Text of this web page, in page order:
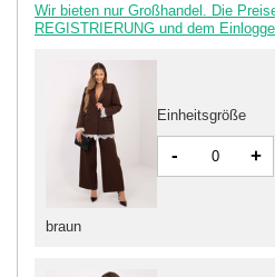
Wir bieten nur Großhandel. Die
REGISTRIERUNG und dem
braun
Einheitsgröße
- +